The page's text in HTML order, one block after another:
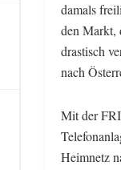
damals
den Markt,
drastisch
nach
Mit der
Heimnetz